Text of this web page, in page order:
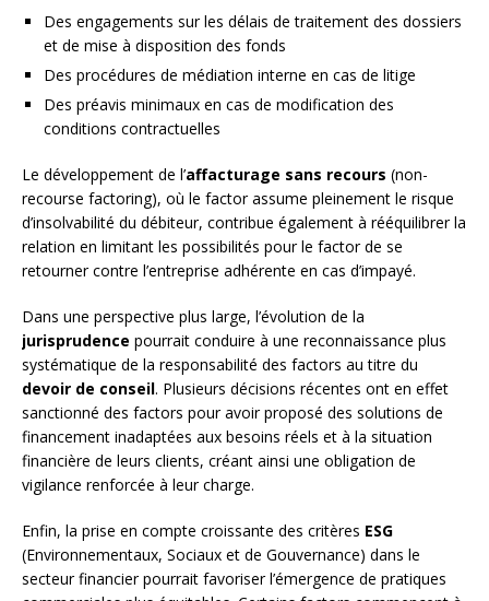
Des engagements sur les délais de traitement des dossiers
et de mise à disposition des fonds
Des procédures de médiation interne en cas de litige
Des préavis minimaux en cas de modification des
conditions contractuelles
Le développement de l’affacturage sans recours (non-
recourse factoring), où le factor assume pleinement le risque
d’insolvabilité du débiteur, contribue également à rééquilibrer la
relation en limitant les possibilités pour le factor de se
retourner contre l’entreprise adhérente en cas d’impayé.
Dans une perspective plus large, l’évolution de la
jurisprudence pourrait conduire à une reconnaissance plus
systématique de la responsabilité des factors au titre du
devoir de conseil. Plusieurs décisions récentes ont en effet
sanctionné des factors pour avoir proposé des solutions de
financement inadaptées aux besoins réels et à la situation
financière de leurs clients, créant ainsi une obligation de
vigilance renforcée à leur charge.
Enfin, la prise en compte croissante des critères ESG
(Environnementaux, Sociaux et de Gouvernance) dans le
secteur financier pourrait favoriser l’émergence de pratiques